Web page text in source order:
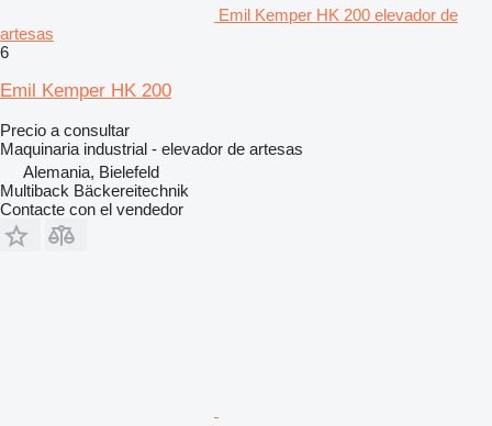
Emil Kemper HK 200 elevador de
artesas
6
Emil Kemper HK 200
Precio a consultar
Maquinaria industrial - elevador de artesas
Alemania, Bielefeld
Multiback Bäckereitechnik
Contacte con el vendedor